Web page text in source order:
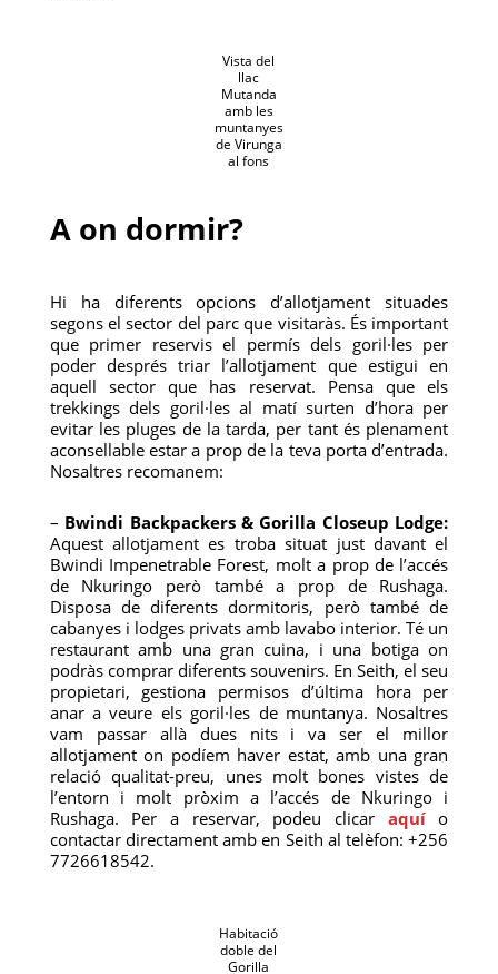
Vista del
llac
Mutanda
amb les
muntanyes
de Virunga
al fons
A on dormir?
Hi ha diferents opcions d’allotjament situades
segons el sector del parc que visitaràs. És important
que primer reservis el permís dels goril·les per
poder després triar l’allotjament que estigui en
aquell sector que has reservat. Pensa que els
trekkings dels goril·les al matí surten d’hora per
evitar les pluges de la tarda, per tant és plenament
aconsellable estar a prop de la teva porta d’entrada.
Nosaltres recomanem:
– Bwindi Backpackers & Gorilla Closeup Lodge:
Aquest allotjament es troba situat just davant el
Bwindi Impenetrable Forest, molt a prop de l’accés
de Nkuringo però també a prop de Rushaga.
Disposa de diferents dormitoris, però també de
cabanyes i lodges privats amb lavabo interior. Té un
restaurant amb una gran cuina, i una botiga on
podràs comprar diferents souvenirs. En Seith, el seu
propietari, gestiona permisos d’última hora per
anar a veure els goril·les de muntanya. Nosaltres
vam passar allà dues nits i va ser el millor
allotjament on podíem haver estat, amb una gran
relació qualitat-preu, unes molt bones vistes de
l’entorn i molt pròxim a l’accés de Nkuringo i
Rushaga. Per a reservar, podeu clicar aquío
contactar directament amb en Seith al telèfon: +256
7726618542.
Habitació
doble del
Gorilla